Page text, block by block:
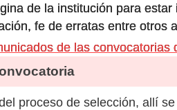
de la institución para
fe de erratas entre otros
de las
proceso de selección, allí